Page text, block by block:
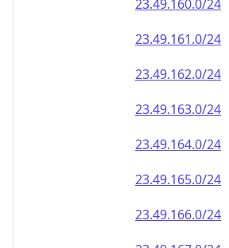
23.49.166.0/24
23.49.167.0/24
23.49.168.0/24
23.49.169.0/24
23.49.170.0/24
23.49.171.0/24
23.49.172.0/24